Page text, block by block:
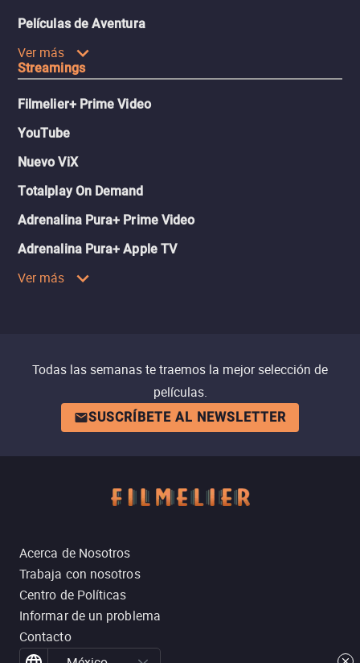
Películas de Aventura
Ver más
Streamings
Filmelier+ Prime Video
YouTube
Nuevo ViX
Totalplay On Demand
Adrenalina Pura+ Prime Video
Adrenalina Pura+ Apple TV
Ver más
Todas las semanas te traemos la mejor selección de
películas.
SUSCRÍBETE AL NEWSLETTER
Acerca de Nosotros
Trabaja con nosotros
Centro de Políticas
Informar de un problema
Contacto